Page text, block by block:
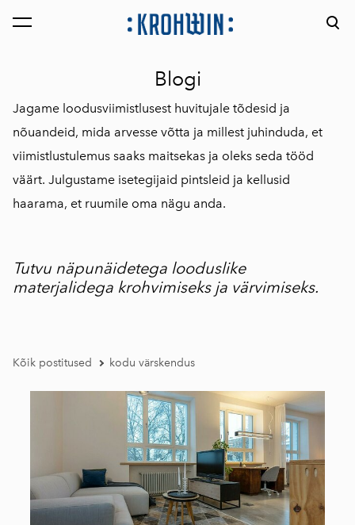
lisati ostukorvi. Vaata ostukorvi
Blogi
Jagame loodusviimistlusest huvitujale tõdesid ja
nõuandeid, mida arvesse võtta ja millest juhinduda, et
viimistlustulemus saaks maitsekas ja oleks seda tööd
väärt. Julgustame isetegijaid pintsleid ja kellusid
haarama, et ruumile oma nägu anda.
Tutvu näpunäidetega looduslike
materjalidega krohvimiseks ja värvimiseks.
Kõik postitused kodu värskendus